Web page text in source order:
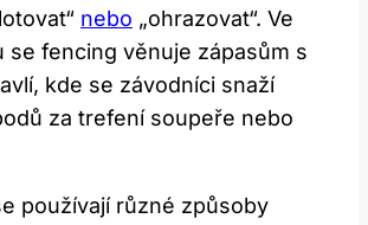
nebo „ohrazovat“. Ve
se fencing věnuje zápasům s
kde se závodníci snaží
za trefení soupeře nebo
používají různé způsoby